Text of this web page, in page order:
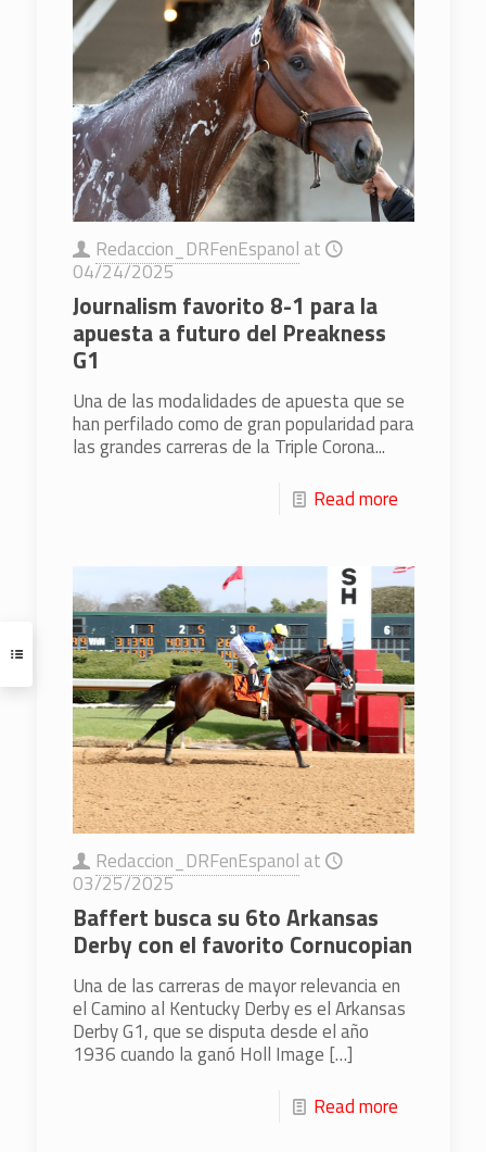
Redaccion_DRFenEspanol at
04/24/2025
Journalism favorito 8-1 para la
apuesta a futuro del Preakness
G1
Una de las modalidades de apuesta que se
han perfilado como de gran popularidad para
las grandes carreras de la Triple Corona...
Read more
Redaccion_DRFenEspanol at
03/25/2025
Baffert busca su 6to Arkansas
Derby con el favorito Cornucopian
Una de las carreras de mayor relevancia en
el Camino al Kentucky Derby es el Arkansas
Derby G1, que se disputa desde el año
1936 cuando la ganó Holl Image […]
Read more